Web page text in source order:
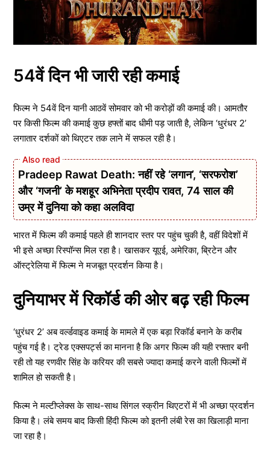
54वें दिन भी जारी रही कमाई
फिल्म ने 54वें दिन यानी आठवें सोमवार को भी करोड़ों की कमाई की। आमतौर
पर किसी फिल्म की कमाई कुछ हफ्तों बाद धीमी पड़ जाती है, लेकिन ‘धुरंधर 2’
लगातार दर्शकों को थिएटर तक लाने में सफल रही है।
Pradeep Rawat Death: नहीं रहे ‘लगान’, ‘सरफरोश’
और ‘गजनी’ के मशहूर अभिनेता प्रदीप रावत, 74 साल की
उम्र में दुनिया को कहा अलविदा
भारत में फिल्म की कमाई पहले ही शानदार स्तर पर पहुंच चुकी है, वहीं विदेशों में
भी इसे अच्छा रिस्पॉन्स मिल रहा है। खासकर यूएई, अमेरिका, ब्रिटेन और
ऑस्ट्रेलिया में फिल्म ने मजबूत प्रदर्शन किया है।
दुनियाभर में रिकॉर्ड की ओर बढ़ रही फिल्म
‘धुरंधर 2’ अब वर्ल्डवाइड कमाई के मामले में एक बड़ा रिकॉर्ड बनाने के करीब
पहुंच गई है। ट्रेड एक्सपर्ट्स का मानना है कि अगर फिल्म की यही रफ्तार बनी
रही तो यह रणवीर सिंह के करियर की सबसे ज्यादा कमाई करने वाली फिल्मों में
शामिल हो सकती है।
फिल्म ने मल्टीप्लेक्स के साथ-साथ सिंगल स्क्रीन थिएटरों में भी अच्छा प्रदर्शन
किया है। लंबे समय बाद किसी हिंदी फिल्म को इतनी लंबी रेस का खिलाड़ी माना
जा रहा है।